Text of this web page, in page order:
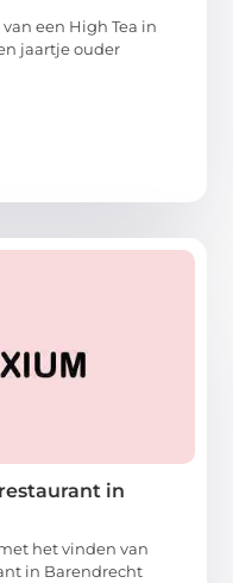
een High Tea in
jaartje ouder
in
het vinden van
in Barendrecht